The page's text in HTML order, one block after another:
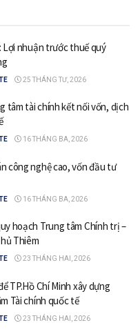
Lợi nhuận trước thuế quý
25 THÁNG TƯ, 2026
tâm tài chính kết nối vốn, dịch
16 THÁNG BA, 2026
công nghệ cao, vốn đầu tư
16 THÁNG BA, 2026
hoạch Trung tâm Chính trị –
Thiêm
23 THÁNG HAI, 2026
TP.Hồ Chí Minh xây dựng
Tài chính quốc tế
23 THÁNG HAI, 2026